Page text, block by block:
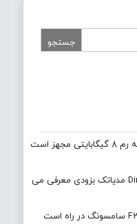
پردازنده Dimensity 8100 مدیاتک بزودی معرفی می